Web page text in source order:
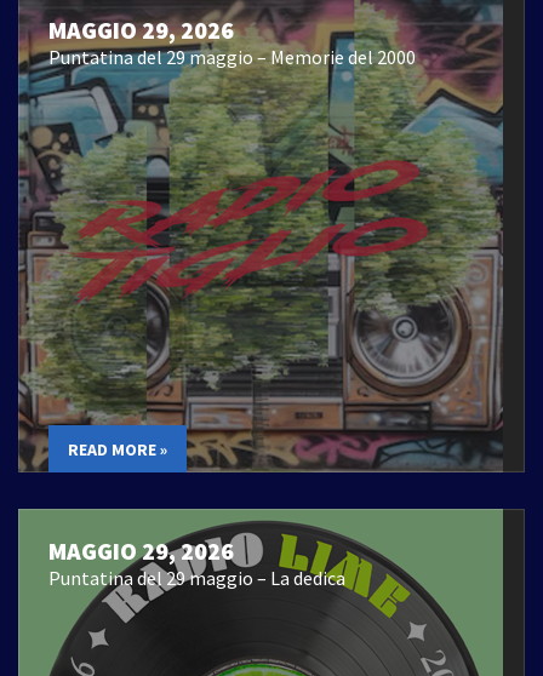
MAGGIO 29, 2026
Puntatina del 29 maggio – Memorie del 2000
READ MORE »
MAGGIO 29, 2026
Puntatina del 29 maggio – La dedica